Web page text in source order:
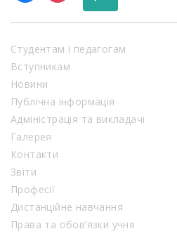
Студентам і педагогам
Вступникам
Новини
Публічна інформація
Адміністрація та викладачі
Галерея
Контакти
Звіти
Професії
Дистанційне навчання
Права та обов’язки учня